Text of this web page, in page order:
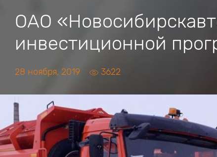
ОАО
инвестиционной
28 ноября, 2019 3622